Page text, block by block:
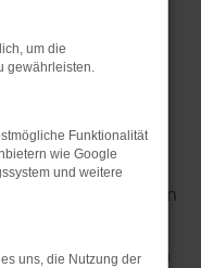
Job
Herausforderung in
in
um die
gewährleisten.
Funktionalität
wie Google
und weitere
uns, die Nutzung der